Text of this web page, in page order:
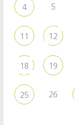
4 5
11 12
18 19
25 26